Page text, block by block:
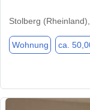
Stolberg
Wohnung ca.